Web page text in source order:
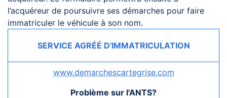
l’acquéreur de poursuivre ses démarches pour faire
immatriculer le véhicule à son nom.
SERVICE AGRÉÉ D'IMMATRICULATION
www.demarchescartegrise.com
Problème sur l'ANTS?